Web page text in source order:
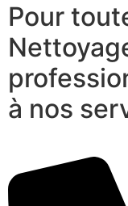
Pour
à nos